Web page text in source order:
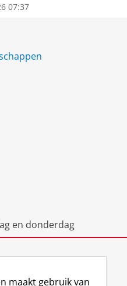
07:37
en donderdag
maakt gebruik van